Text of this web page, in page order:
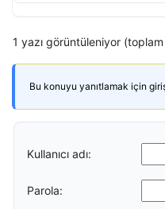
1 yazı görüntüleniyor (toplam
Bu konuyu yanıtlamak için giriş
Kullanıcı adı:
Parola: